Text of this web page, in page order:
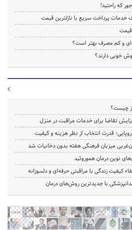
که راحتید!
خدمات پرداخت سریع با نازلترین قیمت
قیمت
و کم مصرف بهتر است؟
خوبی دارند؟
چیست؟
تقاضا برای خدمات مراقبت در منزل
قدرت انتخاب از نظر هزینه و کیفیت
میزبان فرهنگی هفته بدون دخانیات شد
نوین درمان هموروئید
کیفیت زندگی با مراقبتی حرفه‌ای و دلسوزانه
با جدیدترین روش‌های درمان